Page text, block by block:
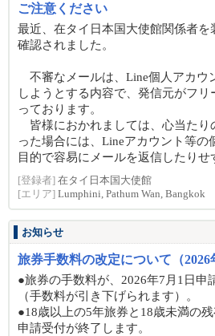
ご注意ください
最近、在タイ日本国大使館関係者を
確認されました。
不審なメールは、Line個人アカウ
しようとする内容で、発信元がフ
っております。
皆様におかれましては、心当たり
った場合には、Lineアカウント等の
目的で容易にメールを返信したりせ
[登録者] 在タイ日本国大使館
[エリア] Lumphini, Pathum Wan, Bangkok
お知らせ
旅券手数料の改定について（
●旅券の手数料が、2026年7月1日申
（手数料が引き下げられます）。
●18歳以上の5年旅券と18歳未満の
申請受付が終了します。